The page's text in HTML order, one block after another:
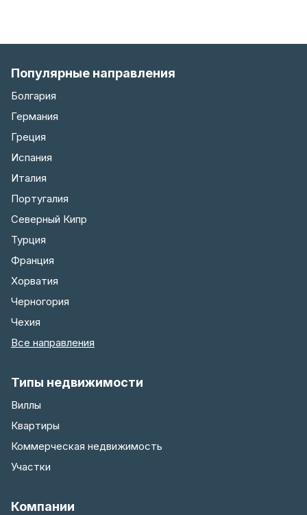
Популярные направления
Болгария
Германия
Греция
Испания
Италия
Португалия
Северный Кипр
Турция
Франция
Хорватия
Черногория
Чехия
Все направления
Типы недвижимости
Виллы
Квартиры
Коммерческая недвижимость
Участки
Компании